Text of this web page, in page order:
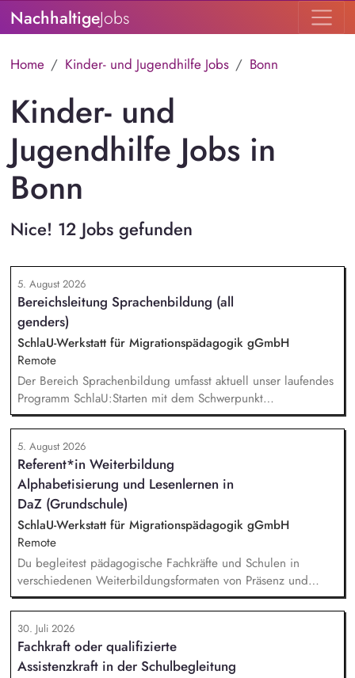
NachhaltigeJobs
Home Kinder- und Jugendhilfe Jobs Bonn
Kinder- und
Jugendhilfe Jobs in
Bonn
Nice! 12 Jobs gefunden
5. August 2026
Bereichsleitung Sprachenbildung (all
genders)
SchlaU-Werkstatt für Migrationspädagogik gGmbH
Remote
Der Bereich Sprachenbildung umfasst aktuell unser laufendes
Programm SchlaU:Starten mit dem Schwerpunkt
"Alphabetisierung in DaZ für die Grundschule" sowie
zukünftig weitere auf Unterrichtsmaterial bezogene Projekte
mit den Schwerpunkten sprachensensibles und
rassismuskritisches Deutschlernen von der Grundschule bis in
die Berufliche Bildung. Der Bereich Sprachenbildung
entwickelt in seinen Projekten dazu zielgruppengerechte und
innovative Unterrichtsmaterialien und begleitet pädagogische
Fachkräfte mit daran angeschlossenen
Weiterbildungsangeboten online wie offline.
5. August 2026
Referent*in Weiterbildung
Alphabetisierung und Lesenlernen in
DaZ (Grundschule)
SchlaU-Werkstatt für Migrationspädagogik gGmbH
Remote
Du begleitest pädagogische Fachkräfte und Schulen in
verschiedenen Weiterbildungsformaten von Präsenz und
Online-Workshops bis hin zu pädogischen Tagen und erstellst
Online-Selbstlernkurse für unsere Plattform schlau-lernen.org.
Die inhaltlichen Schwerpunkte liegen dabei auf den
Bereichen Lesen lernen, Mehrsprachigkeitsbewusstsein und
Alphabetisierung in der Grundschule.
30. Juli 2026
Fachkraft oder qualifizierte
Assistenzkraft in der Schulbegleitung